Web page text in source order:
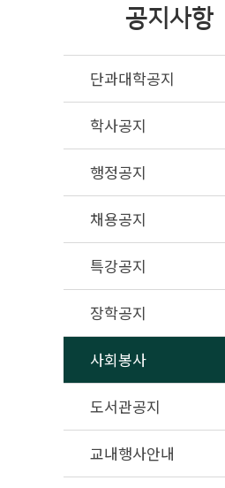
공지사항
단과대학공지
학사공지
행정공지
채용공지
특강공지
장학공지
사회봉사
도서관공지
교내행사안내